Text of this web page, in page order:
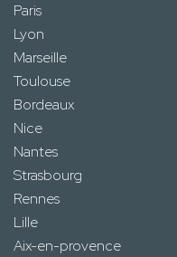
Paris
Lyon
Marseille
Toulouse
Bordeaux
Nice
Nantes
Strasbourg
Rennes
Lille
Aix-en-provence